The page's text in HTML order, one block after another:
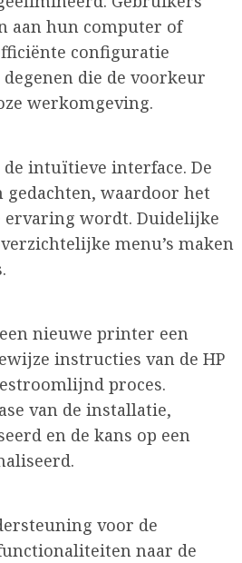
aan hun computer of
configuratie
die de voorkeur
werkomgeving.
intuïtieve interface. De
waardoor het
ervaring wordt. Duidelijke
menu’s maken
nieuwe printer een
instructies van de HP
proces.
van de installatie,
en de kans op een
voor de
naar de